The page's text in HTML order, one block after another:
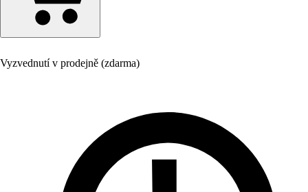
Vyzvednutí v prodejně (zdarma)